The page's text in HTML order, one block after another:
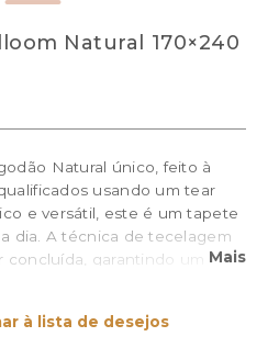
Natural 170×240
Natural único, feito à
usando um tear
e versátil, este é um tapete
dia. A técnica de tecelagem
garantindo um
artesanal distinto.
Mais
à lista de desejos